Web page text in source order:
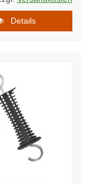
Details